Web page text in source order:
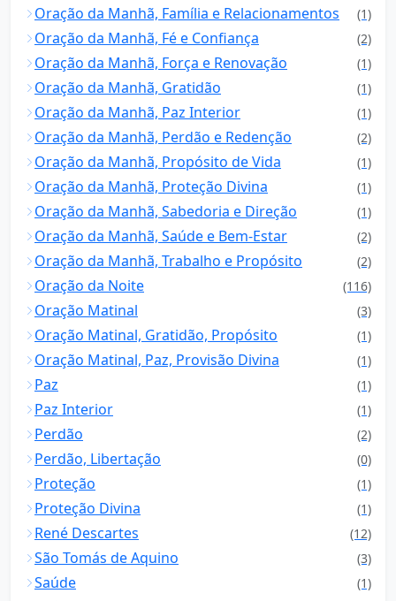
Oração da Manhã, Família e Relacionamentos (1)
Oração da Manhã, Fé e Confiança (2)
Oração da Manhã, Força e Renovação (1)
Oração da Manhã, Gratidão (1)
Oração da Manhã, Paz Interior (1)
Oração da Manhã, Perdão e Redenção (2)
Oração da Manhã, Propósito de Vida (1)
Oração da Manhã, Proteção Divina (1)
Oração da Manhã, Sabedoria e Direção (1)
Oração da Manhã, Saúde e Bem-Estar (2)
Oração da Manhã, Trabalho e Propósito (2)
Oração da Noite (116)
Oração Matinal (3)
Oração Matinal, Gratidão, Propósito (1)
Oração Matinal, Paz, Provisão Divina (1)
Paz (1)
Paz Interior (1)
Perdão (2)
Perdão, Libertação (0)
Proteção (1)
Proteção Divina (1)
René Descartes (12)
São Tomás de Aquino (3)
Saúde (1)